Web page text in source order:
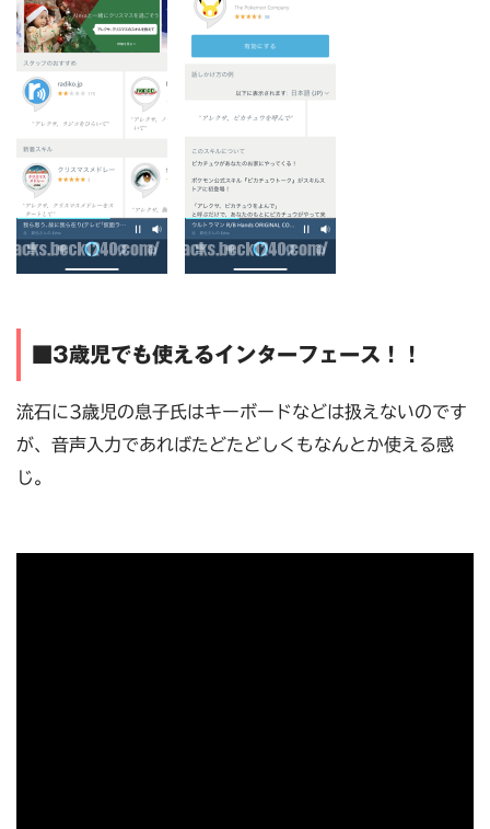
■3歳児でも使えるインターフェース！！
流石に3歳児の息子氏はキーボードなどは扱えないのです
が、音声入力であればたどたどしくもなんとか使える感
じ。